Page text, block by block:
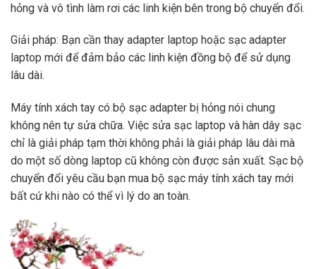
hỏng và vô tình làm rơi các linh kiện bên trong bộ chuyển đổi.
Giải pháp: Bạn cần thay adapter laptop hoặc sạc adapter
laptop mới để đảm bảo các linh kiện đồng bộ để sử dụng
lâu dài.
Máy tính xách tay có bộ sạc adapter bị hỏng nói chung
không nên tự sửa chữa. Việc sửa sạc laptop và hàn dây sạc
chỉ là giải pháp tạm thời không phải là giải pháp lâu dài mà
do một số dòng laptop cũ không còn được sản xuất. Sạc bộ
chuyển đổi yêu cầu bạn mua bộ sạc máy tính xách tay mới
bất cứ khi nào có thể vì lý do an toàn.